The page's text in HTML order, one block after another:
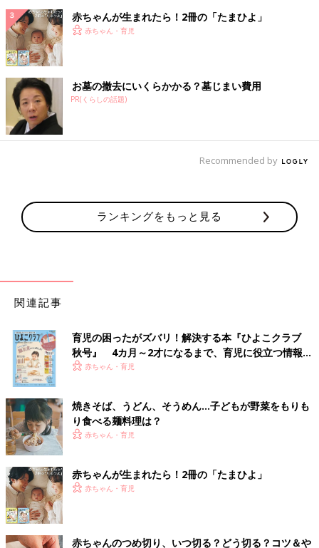
赤ちゃんが生まれたら！2冊の「たまひよ」
赤ちゃん・育児
お墓の撤去にいくらかかる？墓じまい費用
PR(くらしの話題)
Recommended by
ランキングをもっと見る
関連記事
育児の困ったがズバリ！解決する本『ひよこクラブ
秋号』 4カ月～2才になるまで、育児に役立つ情報が
いっぱい！
赤ちゃん・育児
焼きそば、うどん、そうめん…子どもが野菜をもりも
り食べる麺料理は？
赤ちゃん・育児
赤ちゃんが生まれたら！2冊の「たまひよ」
赤ちゃん・育児
赤ちゃんのつめ切り、いつ切る？どう切る？コツ＆や